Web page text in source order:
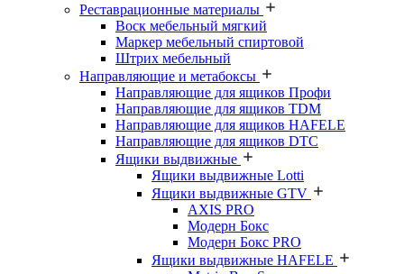
Реставрационные материалы
Воск мебельный мягкий
Маркер мебельный спиртовой
Штрих мебельный
Направляющие и метабоксы
Направляющие для ящиков Профи
Направляющие для ящиков TDM
Направляющие для ящиков HAFELE
Направляющие для ящиков DTC
Ящики выдвижные
Ящики выдвижные Lotti
Ящики выдвижные GTV
AXIS PRO
Модерн Бокс
Модерн Бокс PRO
Ящики выдвижные HAFELE